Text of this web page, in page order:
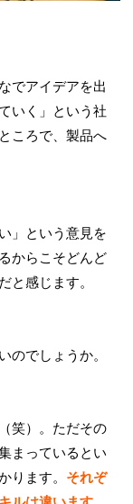
でアイデアを出
いく」という社
ころで、製品へ
」という意見を
からこそどんど
と感じます。
のでしょうか。
笑）。ただその
まっているとい
ります。 それぞ